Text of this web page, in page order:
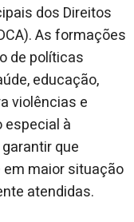
dos Direitos
As formações
de políticas
educação,
violências e
à
que
maior situação
atendidas.